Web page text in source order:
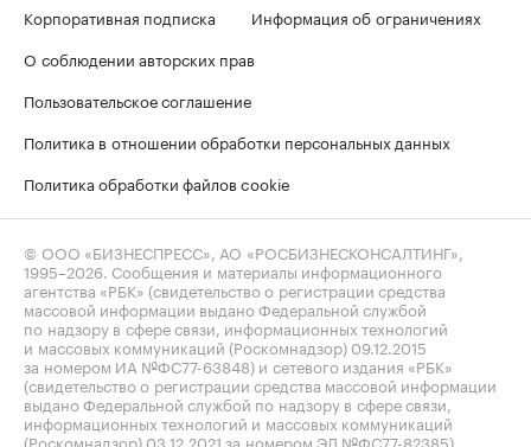
Корпоративная подписка
Информация об ограничениях
О соблюдении авторских прав
Пользовательское соглашение
Политика в отношении обработки персональных данных
Политика обработки файлов cookie
© ООО «БИЗНЕСПРЕСС», АО «РОСБИЗНЕСКОНСАЛТИНГ»,
1995–2026 . Сообщения и материалы информационного
агентства «РБК» (свидетельство о регистрации средства
массовой информации выдано Федеральной службой
по надзору в сфере связи, информационных технологий
и массовых коммуникаций (Роскомнадзор) 09.12.2015
за номером ИА №ФС77-63848) и сетевого издания «РБК»
(свидетельство о регистрации средства массовой информации
выдано Федеральной службой по надзору в сфере связи,
информационных технологий и массовых коммуникаций
(Роскомнадзор) 03.12.2021 за номером ЭЛ №ФС77-82385)